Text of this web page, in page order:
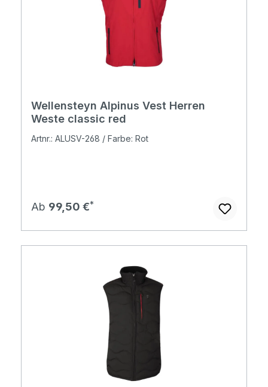
Wellensteyn Alpinus Vest Herren
Weste classic red
Artnr.: ALUSV-268 / Farbe: Rot
Regulärer Preis:
Ab 99,50 €